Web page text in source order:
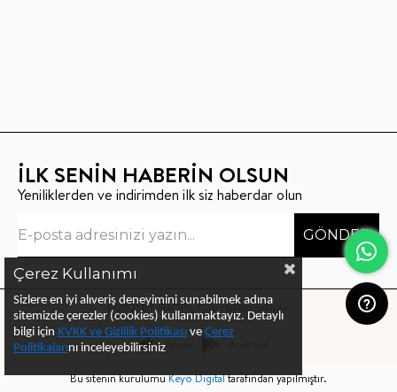
İLK SENİN HABERİN OLSUN
Yeniliklerden ve indirimden ilk siz haberdar olun
GÖNDER
©2021 BT SHOP - Tüm Hakları Saklıdır.
Apple
Bu sitenin kurulumuKeyo Digitaltarafından yapılmıştır.
Çerez Kullanımı
Sizlere en iyi alıveriş deneyimini sunabilmek adına
sitemizde çerezler (cookies) kullanmaktayız. Detaylı
bilgi için KVKK ve Gizlilik Politikası ve Çerez
Politikalarını inceleyebilirsiniz